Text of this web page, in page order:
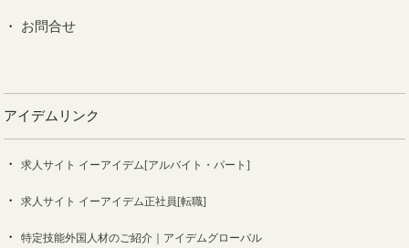
お問合せ
アイデムリンク
求人サイト イーアイデム[アルバイト・パート]
求人サイト イーアイデム正社員[転職]
特定技能外国人材のご紹介｜アイデムグローバル